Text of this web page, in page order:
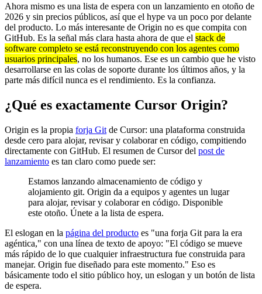
Ahora mismo es una lista de espera con un lanzamiento en otoño de
2026 y sin precios públicos, así que el hype va un poco por delante
del producto. Lo más interesante de Origin no es que compita con
GitHub. Es la señal más clara hasta ahora de que el stack de
software completo se está reconstruyendo con los agentes como
usuarios principales, no los humanos. Ese es un cambio que he visto
desarrollarse en las colas de soporte durante los últimos años, y la
parte más difícil nunca es el rendimiento. Es la confianza.
¿Qué es exactamente Cursor Origin?
Origin es la propia forja Git de Cursor: una plataforma construida
desde cero para alojar, revisar y colaborar en código, compitiendo
directamente con GitHub. El resumen de Cursor del post de
lanzamiento es tan claro como puede ser:
Estamos lanzando almacenamiento de código y
alojamiento git. Origin da a equipos y agentes un lugar
para alojar, revisar y colaborar en código. Disponible
este otoño. Únete a la lista de espera.
El eslogan en la página del producto es "una forja Git para la era
agéntica," con una línea de texto de apoyo: "El código se mueve
más rápido de lo que cualquier infraestructura fue construida para
manejar. Origin fue diseñado para este momento." Eso es
básicamente todo el sitio público hoy, un eslogan y un botón de lista
de espera.